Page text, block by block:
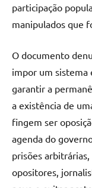
participação
manipulados que
O documento
impor um sistema
garantir a
a existência de
fingem ser
agenda do
prisões
opositores,